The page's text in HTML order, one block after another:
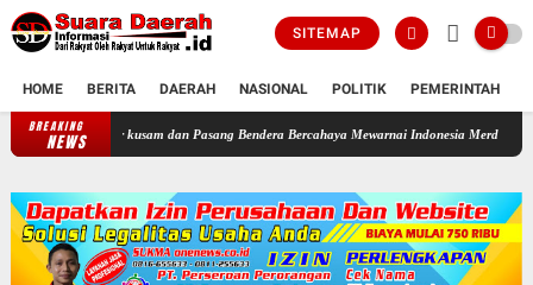
SITEMAP
HOME BERITA DAERAH NASIONAL POLITIK PEMERINTAH
BREAKING
NEWS
luntur kusam dan Pasang Bendera Bercahaya Mewarnai Indonesia Merdeka !!!